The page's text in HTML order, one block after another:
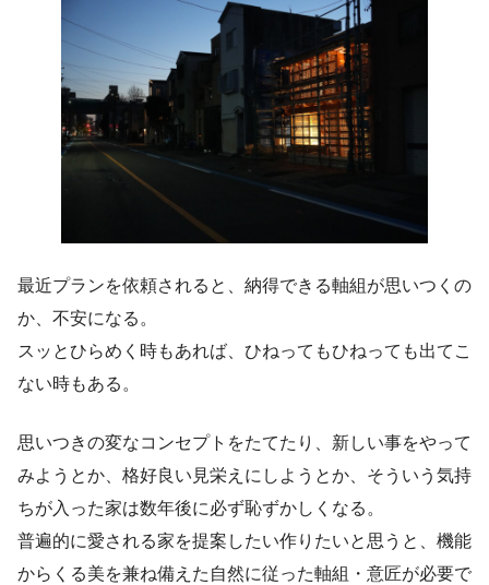
最近プランを依頼されると、納得できる軸組が思いつくの
か、不安になる。
スッとひらめく時もあれば、ひねってもひねっても出てこ
ない時もある。
思いつきの変なコンセプトをたてたり、新しい事をやって
みようとか、格好良い見栄えにしようとか、そういう気持
ちが入った家は数年後に必ず恥ずかしくなる。
普遍的に愛される家を提案したい作りたいと思うと、機能
からくる美を兼ね備えた自然に従った軸組・意匠が必要で